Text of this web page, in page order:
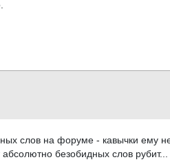
слов на форуме - кавычки ему
безобидных слов рубит...